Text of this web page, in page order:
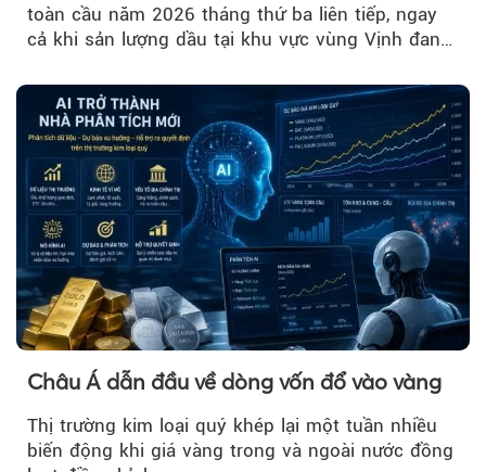
toàn cầu năm 2026 tháng thứ ba liên tiếp, ngay
cả khi sản lượng dầu tại khu vực vùng Vịnh đang
Châu Á dẫn đầu về dòng vốn đổ vào vàng
Thị trường kim loại quý khép lại một tuần nhiều
biến động khi giá vàng trong và ngoài nước đồng